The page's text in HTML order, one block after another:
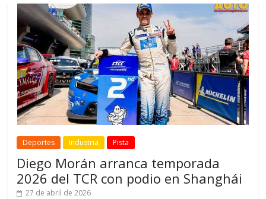
Deportes Industria Pista
Diego Morán arranca temporada
2026 del TCR con podio en Shanghái
27 de abril de 2026